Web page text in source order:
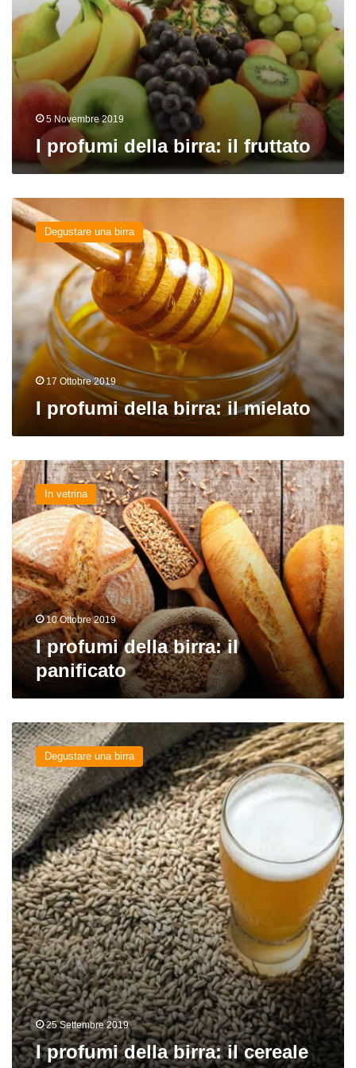
5 Novembre 2019
I profumi della birra: il fruttato
I
profumi
birra:
mielato
Degustare una birra
17 Ottobre 2019
I profumi della birra: il mielato
I
profumi
della
birra:
il
panificato
In vetrina
10 Ottobre 2019
I profumi della birra: il
panificato
I
profumi
della
birra:
il
cereale
Degustare una birra
25 Settembre 2019
I profumi della birra: il cereale